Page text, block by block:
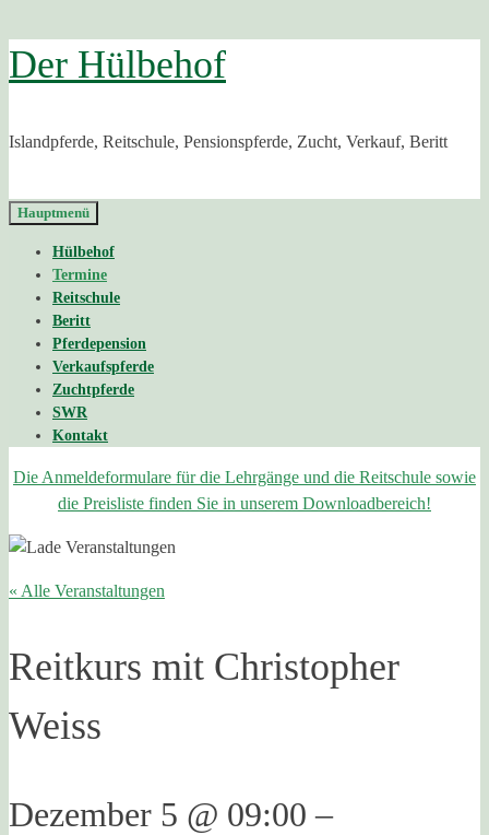
Zurück
zum
Der Hülbehof
Islandpferde, Reitschule, Pensionspferde, Zucht, Verkauf, Beritt
Hauptmenü
Hülbehof
Termine
Reitschule
Beritt
Pferdepension
Verkaufspferde
Zuchtpferde
SWR
Kontakt
Die Anmeldeformulare für die Lehrgänge und die Reitschule sowie
die Preisliste finden Sie in unserem Downloadbereich!
« Alle Veranstaltungen
Reitkurs mit Christopher
Weiss
Dezember 5 @ 09:00–